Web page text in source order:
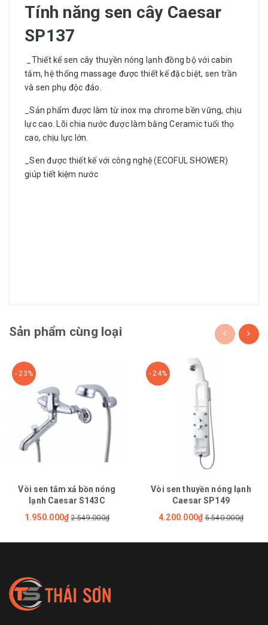
Tính năng sen cây Caesar
SP137
_Thiết kế sen cây thuyền nóng lạnh đồng bộ với cabin
tắm, hệ thống massage được thiết kế đặc biệt, sen trần
và sen phụ độc đáo.
_Sản phẩm được làm từ inox mạ chrome bền vững, chịu
lực cao. Lõi chia nước được làm bằng Ceramic tuổi thọ
cao, chịu lực lớn.
_Sen được thiết kế với công nghệ (ECOFUL SHOWER)
giúp tiết kiệm nước
Sản phẩm cùng loại
- 23%
Vòi sen tắm xả bồn nóng
lạnh Caesar S143C
1.950.000₫ 2.549.000₫
- 24%
Vòi sen thuyền nóng lạnh
Caesar SP149
4.200.000₫ 5.540.000₫